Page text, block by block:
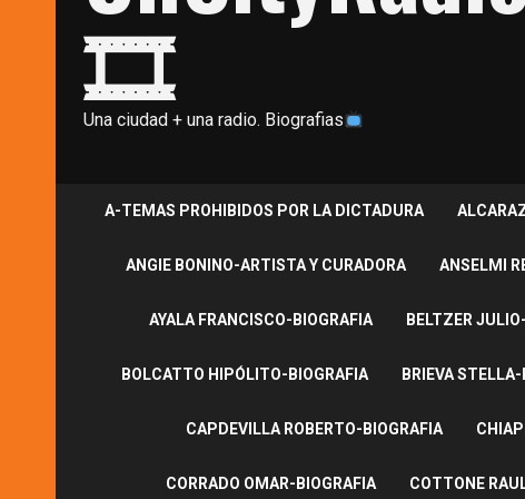
🎞
Una ciudad + una radio. Biografias
A-TEMAS PROHIBIDOS POR LA DICTADURA
ANGIE BONINO-ARTISTA Y CURADORA ANSELMI
AYALA FRANCISCO-BIOGRAFIA BELTZER
BOLCATTO HIPÓLITO-BIOGRAFIA BRIEVA
CAPDEVILLA ROBERTO-BIOGRAFIA
CORRADO OMAR-BIOGRAFIA COTTONE